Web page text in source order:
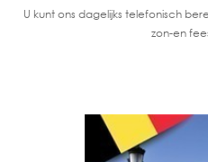
U kunt ons dagelijks telefonisch
zon-en